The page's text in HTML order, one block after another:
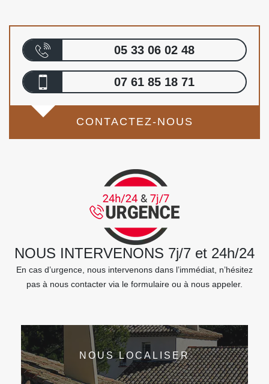
05 33 06 02 48
07 61 85 18 71
CONTACTEZ-NOUS
NOUS INTERVENONS 7j/7 et 24h/24
En cas d’urgence, nous intervenons dans l’immédiat, n’hésitez
pas à nous contacter via le formulaire ou à nous appeler.
NOUS LOCALISER